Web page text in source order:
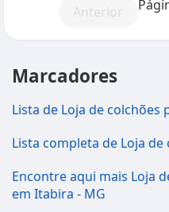
Anterior
Marcadores
Lista de Loja de colchões
Lista completa de Loja
Encontre aqui mais Loja
em Itabira - MG